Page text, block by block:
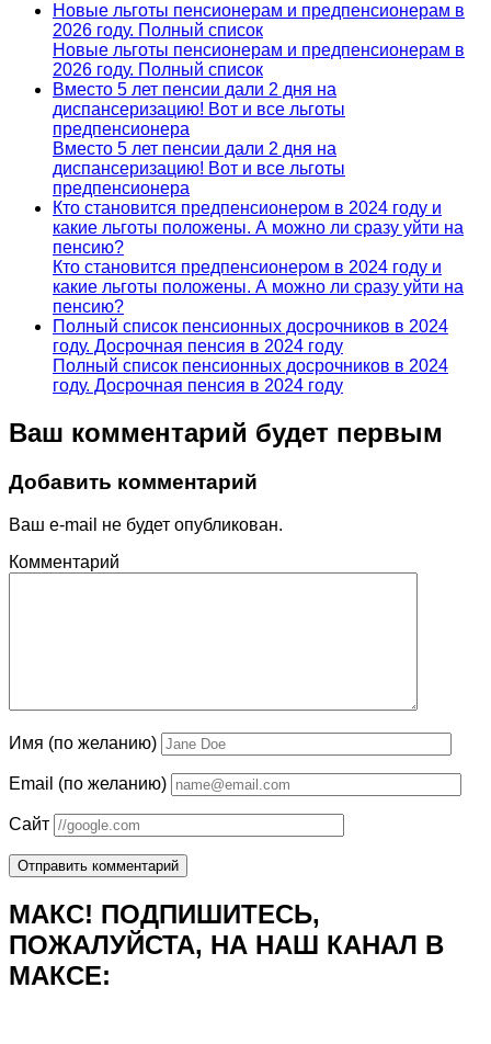
Новые льготы пенсионерам и предпенсионерам в
2026 году. Полный список
Новые льготы пенсионерам и предпенсионерам в
2026 году. Полный список
Вместо 5 лет пенсии дали 2 дня на
диспансеризацию! Вот и все льготы
предпенсионера
Вместо 5 лет пенсии дали 2 дня на
диспансеризацию! Вот и все льготы
предпенсионера
Кто становится предпенсионером в 2024 году и
какие льготы положены. А можно ли сразу уйти на
пенсию?
Кто становится предпенсионером в 2024 году и
какие льготы положены. А можно ли сразу уйти на
пенсию?
Полный список пенсионных досрочников в 2024
году. Досрочная пенсия в 2024 году
Полный список пенсионных досрочников в 2024
году. Досрочная пенсия в 2024 году
Ваш комментарий будет первым
Добавить комментарий
Ваш e-mail не будет опубликован.
Комментарий
Имя (по желанию)
Email (по желанию)
Сайт
МАКС! ПОДПИШИТЕСЬ,
ПОЖАЛУЙСТА, НА НАШ КАНАЛ В
МАКСЕ: